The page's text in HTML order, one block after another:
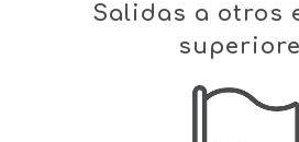
Salidas a otros